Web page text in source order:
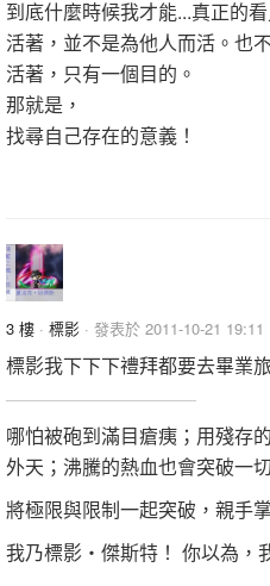
到底什麼時候我才能...真正的
活著，並不是為他人而活。也
活著，只有一個目的。
那就是，
找尋自己存在的意義！
3 樓 · 標影 · 發表於 2011-10-21 19:11
標影我下下下禮拜都要去畢業
哪怕被砲到滿目瘡痍；用殘存
外天；沸騰的熱血也會突破一
將極限與限制一起突破，親手
我乃標影‧傑斯特！ 你以為，